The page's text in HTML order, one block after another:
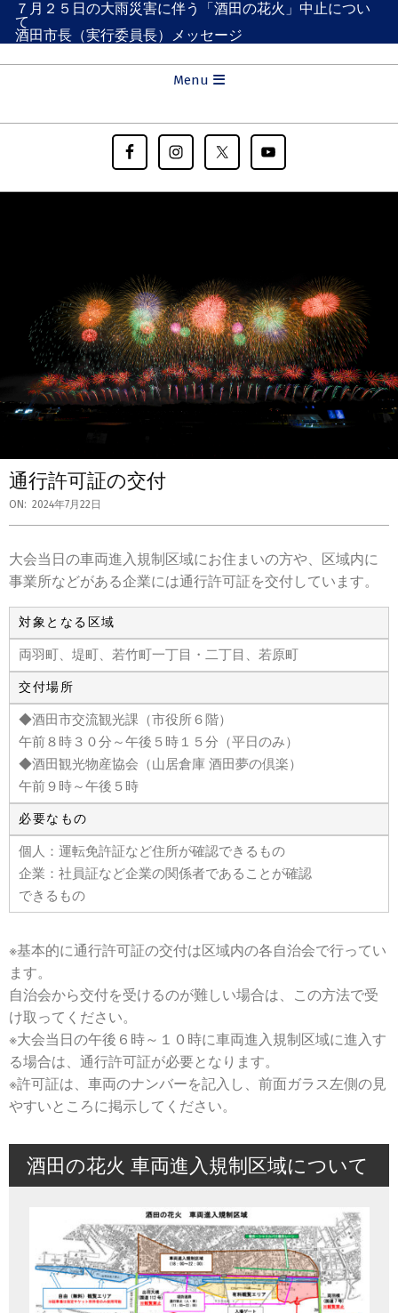
Skip７月２５日の大雨災害に伴う「酒田の花火」中止につい
て
酒田市長（実行委員長）メッセージ
Menu
Menu
通行許可証の交付
ON: 2024年7月22日
大会当日の車両進入規制区域にお住まいの方や、区域内に
事業所などがある企業には通行許可証を交付しています。
対象となる区域
両羽町、堤町、若竹町一丁目・二丁目、若原町
交付場所
◆酒田市交流観光課（市役所６階）
午前８時３０分～午後５時１５分（平日のみ）
◆酒田観光物産協会（山居倉庫 酒田夢の倶楽）
午前９時～午後５時
必要なもの
個人：運転免許証など住所が確認できるもの
企業：社員証など企業の関係者であることが確認
できるもの
※基本的に通行許可証の交付は区域内の各自治会で行ってい
ます。
自治会から交付を受けるのが難しい場合は、この方法で受
け取ってください。
※大会当日の午後６時～１０時に車両進入規制区域に進入す
る場合は、通行許可証が必要となります。
※許可証は、車両のナンバーを記入し、前面ガラス左側の見
やすいところに掲示してください。
酒田の花火 車両進入規制区域について